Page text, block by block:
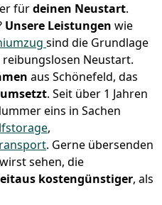
fürdeinen Neustart.
Unsere Leistungen wie
sind die Grundlage
Neustart.
aus Schönefeld, das
. Seit über 1 Jahren
eins in Sachen
,
. Gerne übersenden
sehen, die
kostengünstiger, als